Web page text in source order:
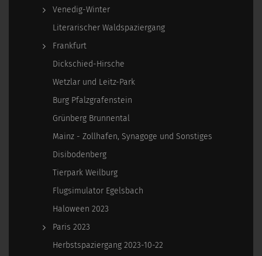
Venedig-Winter
Literarischer Waldspaziergang
Frankfurt
Dickschied-Hirsche
Wetzlar und Leitz-Park
Burg Pfalzgrafenstein
Grünberg Brunnental
Mainz - Zollhafen, Synagoge und Sonstiges
Disibodenberg
Tierpark Weilburg
Flugsimulator Egelsbach
Haloween 2023
Paris 2023
Herbstspaziergang 2023-10-22